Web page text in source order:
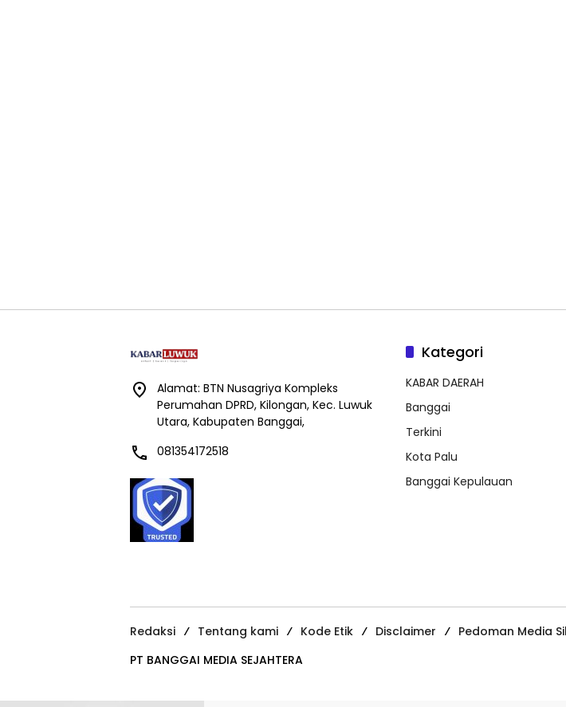
Alamat: BTN Nusagriya Kompleks
Perumahan DPRD, Kilongan, Kec. Luwuk
Utara, Kabupaten Banggai,
081354172518
Kategori
KABAR DAERAH
Banggai
Terkini
Kota Palu
Banggai Kepulauan
Redaksi Tentang kami Kode Etik Disclaimer Pedoman Media
PT BANGGAI MEDIA SEJAHTERA